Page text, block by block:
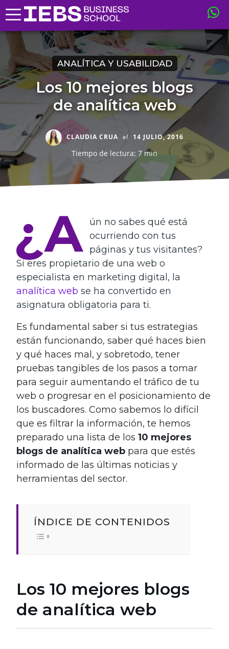
ANALÍTICA Y USABILIDAD
Los 10 mejores blogs
de analítica web
CLAUDIA CRUA el 14 JULIO, 2016
Tiempo de lectura: 7 min
¿A
ún no sabes qué está
ocurriendo con tus
páginas y tus visitantes?
Si eres propietario de una web o
especialista en marketing digital, la
analítica web se ha convertido en
asignatura obligatoria para ti.
Es fundamental saber si tus estrategias
están funcionando, saber qué haces bien
y qué haces mal, y sobretodo, tener
pruebas tangibles de los pasos a tomar
para seguir aumentando el tráfico de tu
web o progresar en el posicionamiento de
los buscadores. Como sabemos lo difícil
que es filtrar la información, te hemos
preparado una lista de los 10 mejores
blogs de analítica web para que estés
informado de las últimas noticias y
herramientas del sector.
ÍNDICE DE CONTENIDOS
Los 10 mejores blogs
de analítica web